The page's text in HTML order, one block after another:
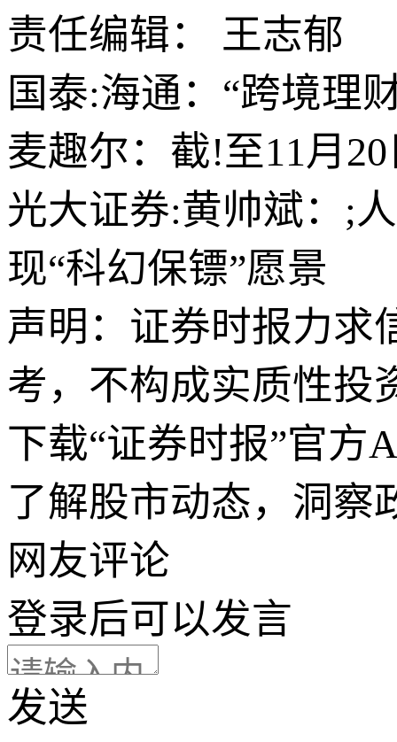
责任编辑： 王志郁
国泰:海通：“跨境理
麦趣尔：截!至11月
光大证券:黄帅斌：;
现“科幻保镖”愿景
声明：证券时报力求
考，不构成实质性投
下载“证券时报”官方
了解股市动态，洞察
网友评论
登录后可以发言
发送